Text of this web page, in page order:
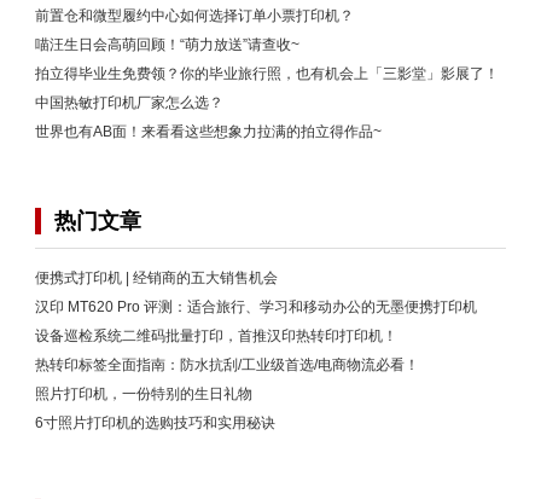
前置仓和微型履约中心如何选择订单小票打印机？
喵汪生日会高萌回顾！“萌力放送”请查收~
拍立得毕业生免费领？你的毕业旅行照，也有机会上「三影堂」影展了！
中国热敏打印机厂家怎么选？
世界也有AB面！来看看这些想象力拉满的拍立得作品~
热门文章
便携式打印机 | 经销商的五大销售机会
汉印 MT620 Pro 评测：适合旅行、学习和移动办公的无墨便携打印机
设备巡检系统二维码批量打印，首推汉印热转印打印机！
热转印标签全面指南：防水抗刮/工业级首选/电商物流必看！
照片打印机，一份特别的生日礼物
6寸照片打印机的选购技巧和实用秘诀